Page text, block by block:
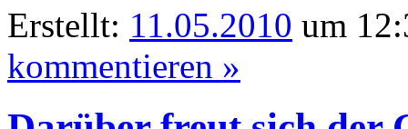
Erstellt: 11.05.2010 um
kommentieren »